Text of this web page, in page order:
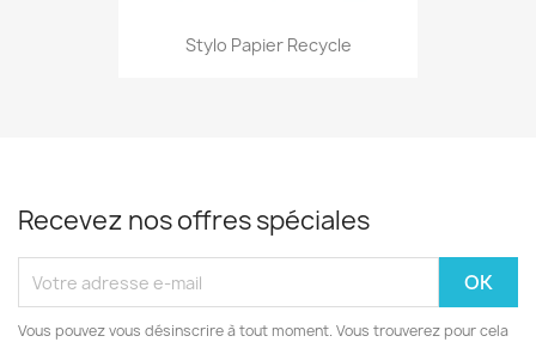
Stylo Papier Recycle
Recevez nos offres spéciales
Vous pouvez vous désinscrire à tout moment. Vous trouverez pour cela